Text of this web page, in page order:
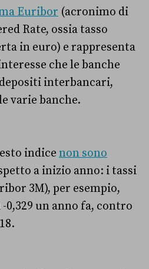
Euribor (acronimo di
Rate, ossia tasso
in euro) e rappresenta
che le banche
interbancari,
varie banche.
indice non sono
a inizio anno: i tassi
3M), per esempio,
0,329 un anno fa, contro